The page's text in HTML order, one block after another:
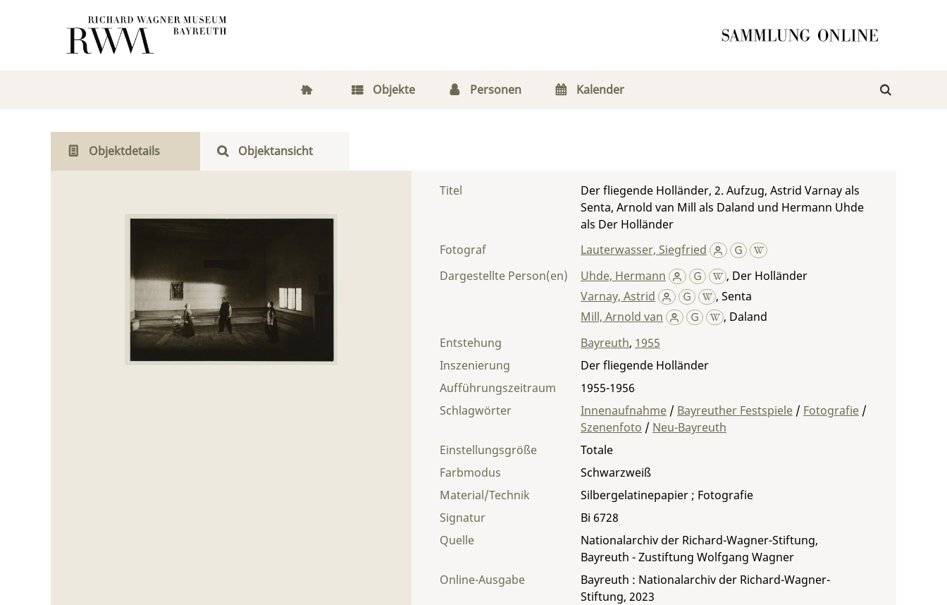
Objekte Personen Kalender
Objektdetails Objektansicht
Titel
Der fliegende Holländer, 2. Aufzug, Astrid Varnay als
Senta, Arnold van Mill als Daland und Hermann Uhde
als Der Holländer
Fotograf
Lauterwasser, Siegfried
Dargestellte Person(en)
Uhde, Hermann , Der Holländer
Varnay, Astrid
, Senta
Mill, Arnold van
, Daland
Entstehung
Bayreuth, 1955
Material/Technik Silbergelatinepapier ; Fotografie
Einstellungsgröße
Totale
Farbmodus
Schwarzweiß
Inszenierung
Der fliegende Holländer
Aufführungszeitraum
1955-1956
Signatur
Bi 6728
Quelle
Nationalarchiv der Richard-Wagner-Stiftung,
Bayreuth - Zustiftung Wolfgang Wagner
Schlagwörter Innenaufnahme / Bayreuther Festspiele / Fotografie /
Szenenfoto / Neu-Bayreuth
Online-Ausgabe
Bayreuth : Nationalarchiv der Richard-Wagner-
Stiftung, 2023